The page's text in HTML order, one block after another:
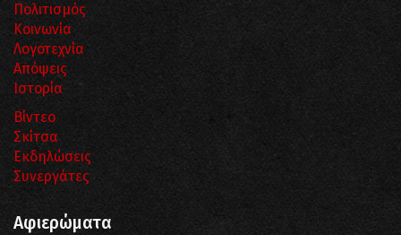
Πολιτισμός
Κοινωνία
Λογοτεχνία
Απόψεις
Ιστορία
Βίντεο
Σκίτσα
Εκδηλώσεις
Συνεργάτες
Αφιερώματα